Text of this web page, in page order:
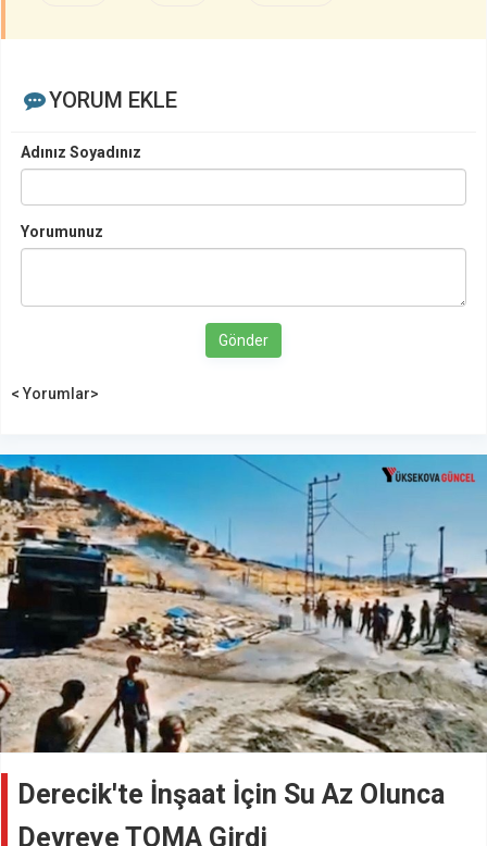
YORUM EKLE
Adınız Soyadınız
Yorumunuz
Gönder
< Yorumlar>
Derecik'te İnşaat İçin Su Az Olunca
Devreye TOMA Girdi